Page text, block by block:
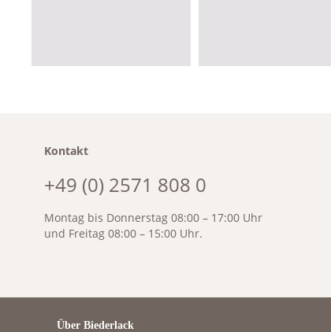
Kontakt
+49 (0) 2571 808 0
Montag bis Donnerstag 08:00 – 17:00 Uhr
und Freitag 08:00 – 15:00 Uhr.
Über Biederlack